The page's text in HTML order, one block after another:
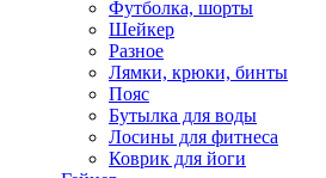
Футболка, шорты
Шейкер
Разное
Лямки, крюки, бинты
Пояс
Бутылка для воды
Лосины для фитнеса
Коврик для йоги